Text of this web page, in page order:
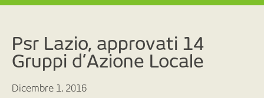
Psr Lazio, approvati 14
Gruppi d’Azione Locale
Dicembre 1, 2016